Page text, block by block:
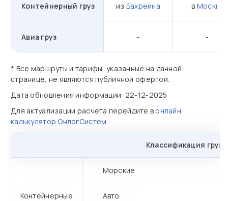
Контейнерный груз из Бахрейна в Москву
Авиа груз - -
* Все маршруты и тарифы, указанные на данной
странице, не являются публичной офертой.
Дата обновления информации: 22-12-2025
Для актуализации расчета перейдите в онлайн
калькулятор ОнлогСистем.
Классификация
Контейнерные
Морские
Авто